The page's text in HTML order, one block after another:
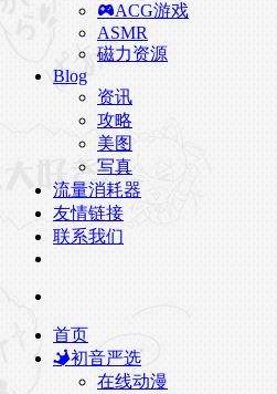
ACG游戏
ASMR
磁力资源
Blog
资讯
攻略
美图
写真
流量消耗器
友情链接
联系我们
首页
初音严选
在线动漫